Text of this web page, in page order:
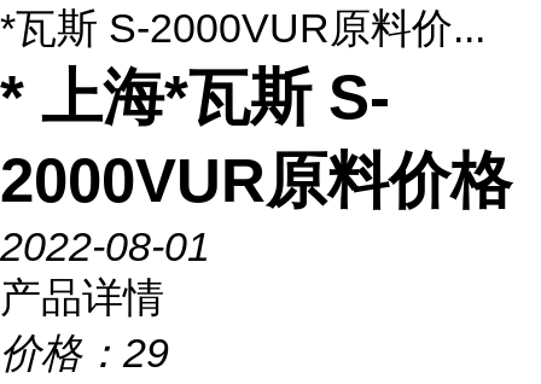
*瓦斯 S-2000VUR原料价...
* 上海*瓦斯 S-
2000VUR原料价格
2022-08-01
产品详情
价格： 29